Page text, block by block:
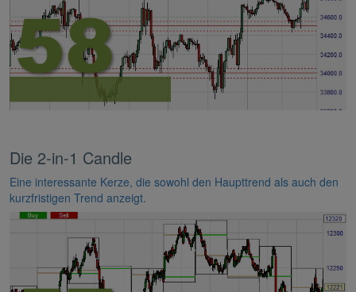
Die 2-in-1 Candle
Eine interessante Kerze, die sowohl den Haupttrend als auch den
kurzfristigen Trend anzeigt.